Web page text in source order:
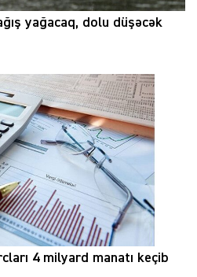
yağacaq, dolu düşəcək
4 milyard manatı keçib